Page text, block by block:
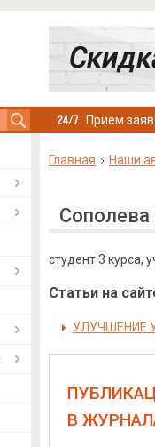
Прием
Главная Наши
студент 3 курса,
Статьи на
УЛУЧШЕНИЕ
В